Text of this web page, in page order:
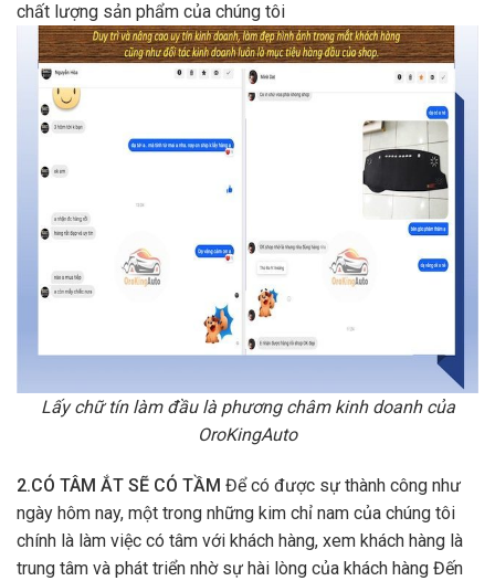
chất lượng sản phẩm của chúng tôi
Lấy chữ tín làm đầu là phương châm kinh doanh của
OroKingAuto
2.CÓ TÂM ẮT SẼ CÓ TẦM Để có được sự thành công như
ngày hôm nay, một trong những kim chỉ nam của chúng tôi
chính là làm việc có tâm với khách hàng, xem khách hàng là
trung tâm và phát triển nhờ sự hài lòng của khách hàng Đến